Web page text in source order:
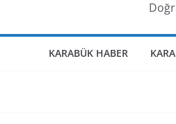
KARABÜK HABER